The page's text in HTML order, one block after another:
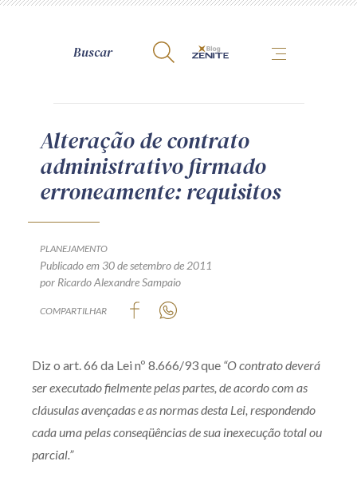
A Zênite
Como publicar conosco
Site da Zênite
Política de Privacidade
Guia de Direitos dos Titulares de Dados
Encarregado (contato)
Produtos e serviços
Zênite Fácil IA
Zênite Play
Alteração de contrato
administrativo firmado
erroneamente: requisitos
PLANEJAMENTO
Publicado em 30 de setembro de 2011
por Ricardo Alexandre Sampaio
COMPARTILHAR
Diz o art. 66 da Lei nº 8.666/93 que “O contrato deverá
ser executado fielmente pelas partes, de acordo com as
cláusulas avençadas e as normas desta Lei, respondendo
cada uma pelas conseqüências de sua inexecução total ou
parcial.”